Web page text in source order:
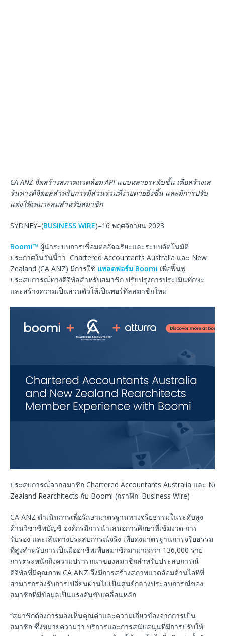
CA ANZ จัดสร้างสภาพแวดล้อมAPI แบบหลายระดับชั้น เพื่อสร้างเส
ร้นทางดิจิตอลสำหรับการมีส่วนร่วมที่ง่ายดายยิ่งขึ้น และมีการปรับ
แต่งให้เหมาะสมสำหรับสมาชิก
SYDNEY–(BUSINESS WIRE)–16 พฤศจิกายน 2023
Boomi™ ผู้นำระบบการเชื่อมต่ออัจฉริยะและระบบอัตโนมัติ
ประกาศในวันนี้ว่า Chartered Accountants Australia และ New
Zealand (CA ANZ) มีการใช้ แพลตฟอร์ม Boomi เพื่อฟื้นฟู
ประสบการณ์ทางดิจิทัลสำหรับสมาชิก ปรับปรุงการประเมินทักษะ
และสร้างความเป็นส่วนตัวให้เป็นพอร์ทัลสมาชิกใหม่
ประสบการณ์จากสมาชิก Chartered Accountants Australia และ New
Zealand Rearchitects กับ Boomi (กราฟิก: Business Wire)
CA ANZ ดำเนินการเพื่อรักษามาตรฐานทางจริยธรรมในระดับสูง
ด้านวิชาชีพบัญชี องค์กรมีการนำเสนอการศึกษาที่เข้มงวด การ
รับรอง และเส้นทางประสบการณ์จริง เพื่อคงมาตรฐานการจริยธรรม
ที่สูงสำหรับการเป็นมืออาชีพเพื่อสมาชิกมามากกว่า 136,000 ราย
การตระหนักถึงความปรารถนาของสมาชิกสำหรับประสบการณ์
ดิจิทัลที่มีคุณภาพ CA ANZ จึงมีการสร้างสภาพแวดล้อมด้านไอทีที่
สามารถรองรับการเปลี่ยนผ่านไปเป็นศูนย์กลางประสบการณ์ของ
สมาชิกที่มีข้อมูลเป็นแรงดันขับเคลื่อนหลัก
“สมาชิกต้องการมองเห็นคุณค่าและความเกี่ยวข้องจากการเป็น
สมาชิก ซึ่งหมายความว่า บริการและการสนับสนุนที่มีการปรับให้